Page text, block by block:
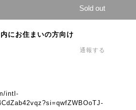
Sold out
にお住まいの方向け
通報する
intl-